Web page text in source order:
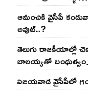
ఆమంచికి వైసీపీ
అవుట్‌..?
తెలుగు రాజ‌కీయాల్లో
బాల‌య్యతో
విజ‌య‌వాడ వైసీపీలో